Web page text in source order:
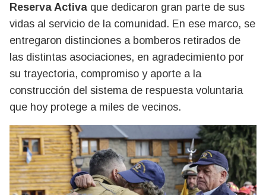
Reserva Activa que dedicaron gran parte de sus
vidas al servicio de la comunidad. En ese marco, se
entregaron distinciones a bomberos retirados de
las distintas asociaciones, en agradecimiento por
su trayectoria, compromiso y aporte a la
construcción del sistema de respuesta voluntaria
que hoy protege a miles de vecinos.